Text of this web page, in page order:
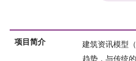
项目简介
建筑资讯模型
趋势，与传统